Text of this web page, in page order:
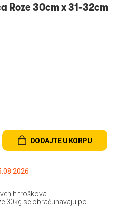
Roze 30cm x 31-32cm
DODAJTE U KORPU
troškova.
30kg se obračunavaju po